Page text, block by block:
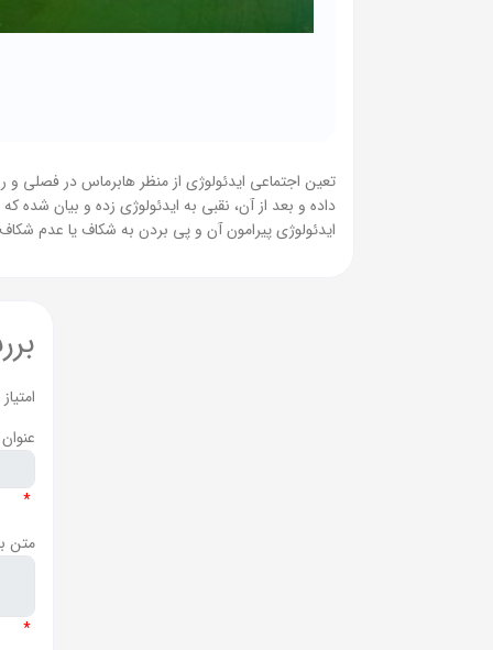
تعین اجتماعی ایدئولوژی از منظر هابرماس در فصلی و
داده و بعد از آن، نقبی به ایدئولوژی زده و بیان
ایدئولوژی پیرامون آن و پی بردن به شکاف یا عدم
امتیاز
*
متن
*